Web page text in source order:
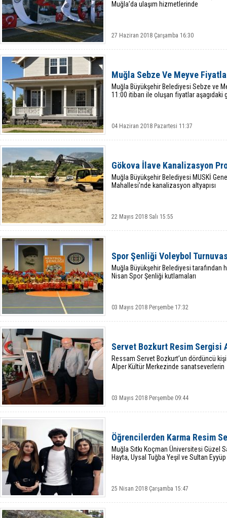
Muğla’da ulaşım hizmetlerinde
27 Haziran 2018 Çarşamba 16:30
Muğla Sebze Ve Meyve
Muğla Büyükşehir Belediyesi Sebze ve
11:00 itibarı ile oluşan fiyatlar aşagıdaki
04 Haziran 2018 Pazartesi 11:37
Gökova İlave Kanalizasyon
Muğla Büyükşehir Belediyesi MUSKİ
Mahallesi’nde kanalizasyon altyapısı
22 Mayıs 2018 Salı 15:55
Spor Şenliği Voleybol
Muğla Büyükşehir Belediyesi tarafından
Nisan Spor Şenliği kutlamaları
03 Mayıs 2018 Perşembe 17:32
Servet Bozkurt Resim Sergisi
Ressam Servet Bozkurt’un dördüncü
Alper Kültür Merkezinde sanatseverlerin
03 Mayıs 2018 Perşembe 09:44
Öğrencilerden Karma Resim
Muğla Sıtkı Koçman Üniversitesi Güzel
Hayta, Uysal Tuğba Yeşil ve Sultan Eyyüp
25 Nisan 2018 Çarşamba 15:47